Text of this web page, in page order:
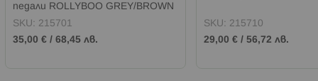
педали ROLLYBOO GREY/BROWN
SKU: 215701
35,00 € / 68,45 лв.
SKU: 215710
29,00 € / 56,72 лв.